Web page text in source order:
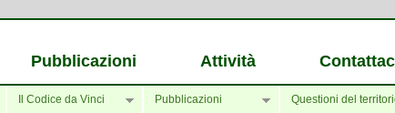
Pubblicazioni Attività
Il Codice da Vinci Pubblicazioni Questioni del